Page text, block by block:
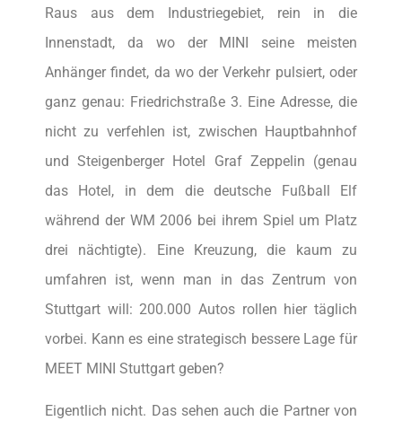
Raus aus dem Industriegebiet, rein in die
Innenstadt, da wo der MINI seine meisten
Anhänger findet, da wo der Verkehr pulsiert, oder
ganz genau: Friedrichstraße 3. Eine Adresse, die
nicht zu verfehlen ist, zwischen Hauptbahnhof
und Steigenberger Hotel Graf Zeppelin (genau
das Hotel, in dem die deutsche Fußball Elf
während der WM 2006 bei ihrem Spiel um Platz
drei nächtigte). Eine Kreuzung, die kaum zu
umfahren ist, wenn man in das Zentrum von
Stuttgart will: 200.000 Autos rollen hier täglich
vorbei. Kann es eine strategisch bessere Lage für
MEET MINI Stuttgart geben?
Eigentlich nicht. Das sehen auch die Partner von